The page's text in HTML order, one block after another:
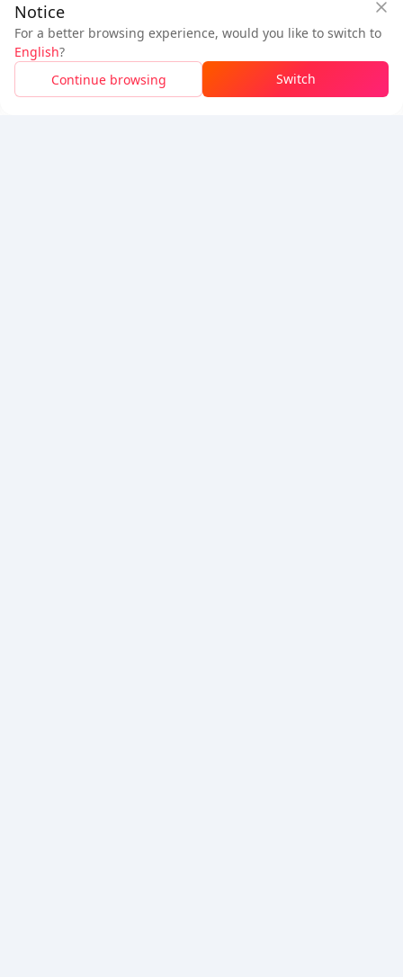
$8.49
Novo Usuário:
$9.09
Faça Login Para Obter Desconto
Notice
For a better browsing experience, would you like to switch to
English?
Continue browsing
Switch
Baixar BuffBuff
Siga-nos